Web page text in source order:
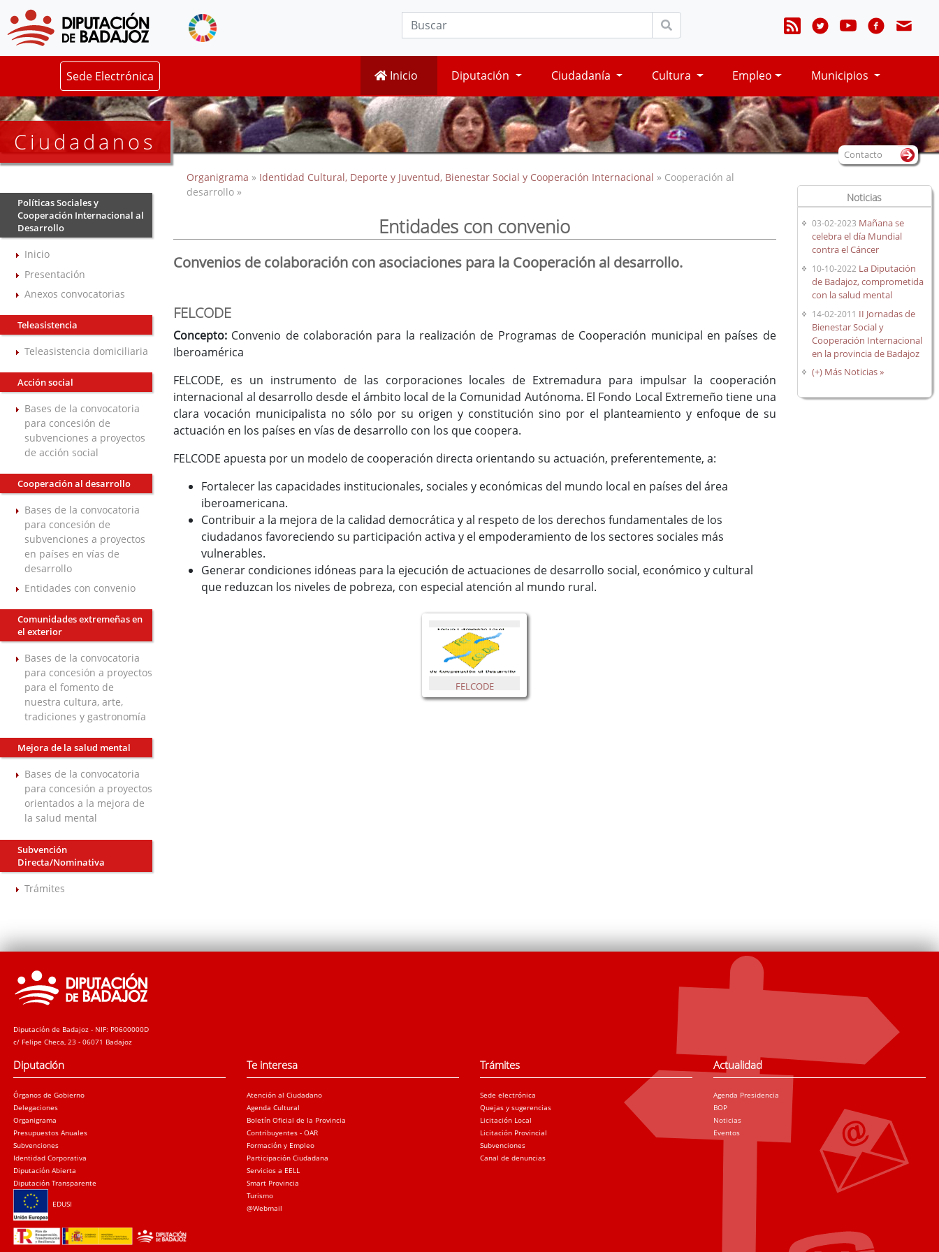
Sede Electrónica Inicio Diputación Ciudadanía Cultura Empleo Municipios
Ciudadanos
Políticas Sociales y
Cooperación Internacional al
Desarrollo
Inicio
Presentación
Anexos convocatorias
Teleasistencia
Teleasistencia domiciliaria
Acción social
Bases de la convocatoria
para concesión de
subvenciones a proyectos
de acción social
Cooperación al desarrollo
Bases de la convocatoria
para concesión de
subvenciones a proyectos
en países en vías de
desarrollo
Entidades con convenio
Comunidades extremeñas en
el exterior
Bases de la convocatoria
para concesión a proyectos
para el fomento de
nuestra cultura, arte,
tradiciones y gastronomía
Mejora de la salud mental
Bases de la convocatoria
para concesión a proyectos
orientados a la mejora de
la salud mental
Subvención
Directa/Nominativa
Trámites
Organigrama » Identidad Cultural, Deporte y Juventud, Bienestar Social y Cooperación Internacional » Cooperación al
desarrollo »
Entidades con convenio
Convenios de colaboración con asociaciones para la Cooperación al desarrollo.
FELCODE
Concepto: Convenio de colaboración para la realización de Programas de Cooperación municipal en países de
Iberoamérica
FELCODE, es un instrumento de las corporaciones locales de Extremadura para impulsar la cooperación
internacional al desarrollo desde el ámbito local de la Comunidad Autónoma. El Fondo Local Extremeño tiene una
clara vocación municipalista no sólo por su origen y constitución sino por el planteamiento y enfoque de su
actuación en los países en vías de desarrollo con los que coopera.
FELCODE apuesta por un modelo de cooperación directa orientando su actuación, preferentemente, a:
Fortalecer las capacidades institucionales, sociales y económicas del mundo local en países del área
iberoamericana.
Contribuir a la mejora de la calidad democrática y al respeto de los derechos fundamentales de los
ciudadanos favoreciendo su participación activa y el empoderamiento de los sectores sociales más
vulnerables.
Generar condiciones idóneas para la ejecución de actuaciones de desarrollo social, económico y cultural
que reduzcan los niveles de pobreza, con especial atención al mundo rural.
FELCODE
Contacto
Noticias
03-02-2023 Mañana se
celebra el día Mundial
contra el Cáncer
10-10-2022 La Diputación
de Badajoz, comprometida
con la salud mental
14-02-2011 II Jornadas de
Bienestar Social y
Cooperación Internacional
en la provincia de Badajoz
(+) Más Noticias »
Diputación de Badajoz - NIF: P0600000D
c/ Felipe Checa, 23 - 06071 Badajoz
Diputación
Órganos de Gobierno
Delegaciones
Organigrama
Presupuestos Anuales
Subvenciones
Identidad Corporativa
Diputación Abierta
Diputación Transparente
EDUSI
Te interesa
Atención al Ciudadano
Agenda Cultural
Boletín Oficial de la Provincia
Contribuyentes - OAR
Formación y Empleo
Participación Ciudadana
Servicios a EELL
Smart Provincia
Turismo
@Webmail
Trámites
Sede electrónica
Quejas y sugerencias
Licitación Local
Licitación Provincial
Subvenciones
Canal de denuncias
Actualidad
Agenda Presidencia
BOP
Noticias
Eventos